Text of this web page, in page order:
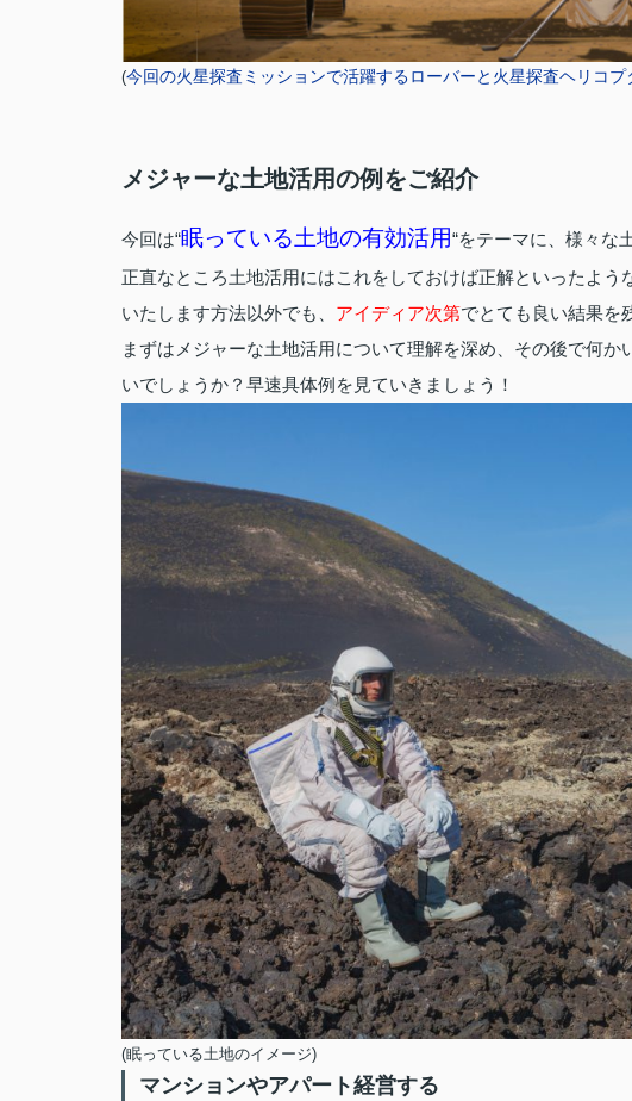
(今回の火星探査ミッションで活躍するローバーと火星探査ヘリコプ
メジャーな土地活用の例をご紹介
今回は“眠っている土地の有効活用“をテーマに、様々な
正直なところ土地活用にはこれをしておけば正解といったよ
いたします方法以外でも、 アイディア次第でとても良い結果を
まずはメジャーな土地活用について理解を深め、その後で何
いでしょうか？早速具体例を見ていきましょう！
(眠っている土地のイメージ)
マンションやアパート経営する